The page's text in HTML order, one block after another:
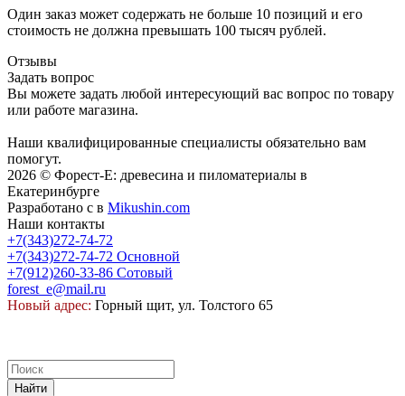
Один заказ может содержать не больше 10 позиций и его
стоимость не должна превышать 100 тысяч рублей.
Отзывы
Задать вопрос
Вы можете задать любой интересующий вас вопрос по товару
или работе магазина.
Наши квалифицированные специалисты обязательно вам
помогут.
2026 © Форест-Е: древесина и пиломатериалы в
Екатеринбурге
Разработано с в Mikushin.com
Наши контакты
+7(343)272-74-72
+7(343)272-74-72 Основной
+7(912)260-33-86 Сотовый
forest_e@mail.ru
Новый адрес: Горный щит, ул. Толстого 65
Найти